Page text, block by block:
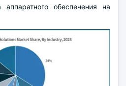
обеспечения на